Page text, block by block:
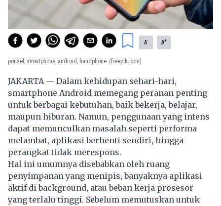
A- A+
ponsel, smartphone, android, handphone (freepik.com)
JAKARTA — Dalam kehidupan sehari-hari,
smartphone Android memegang peranan penting
untuk berbagai kebutuhan, baik bekerja, belajar,
maupun hiburan. Namun, penggunaan yang intens
dapat memunculkan masalah seperti performa
melambat, aplikasi berhenti sendiri, hingga
perangkat tidak merespons.
Hal ini umumnya disebabkan oleh ruang
penyimpanan yang menipis, banyaknya aplikasi
aktif di background, atau beban kerja prosesor
yang terlalu tinggi. Sebelum memutuskan untuk